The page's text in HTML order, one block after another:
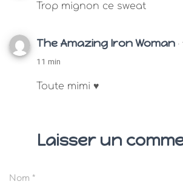
Trop mignon ce sweat
The Amazing Iron Woman
11 min
Toute mimi ♥
Laisser un
Nom *